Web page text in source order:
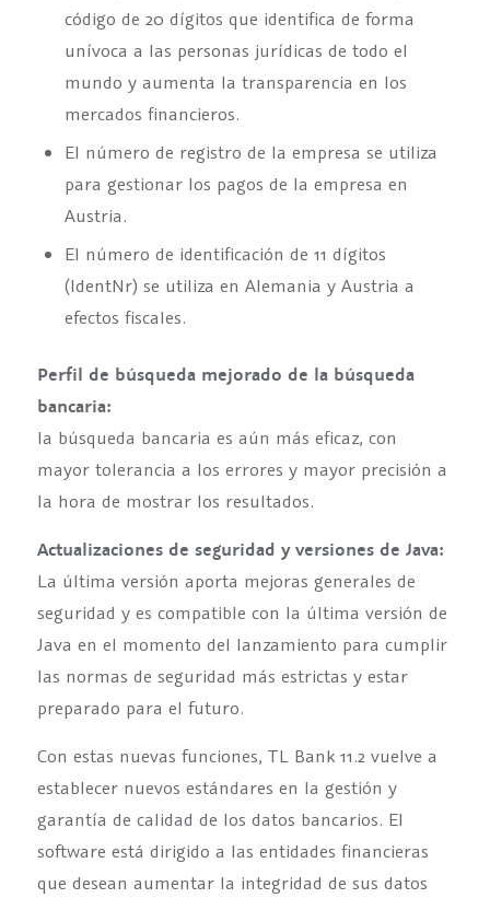
código de 20 dígitos que identifica de forma
unívoca a las personas jurídicas de todo el
mundo y aumenta la transparencia en los
mercados financieros.
El número de registro de la empresa se utiliza
para gestionar los pagos de la empresa en
Austria.
El número de identificación de 11 dígitos
(IdentNr) se utiliza en Alemania y Austria a
efectos fiscales.
Perfil de búsqueda mejorado de la búsqueda
bancaria:
la búsqueda bancaria es aún más eficaz, con
mayor tolerancia a los errores y mayor precisión a
la hora de mostrar los resultados.
Actualizaciones de seguridad y versiones de Java:
La última versión aporta mejoras generales de
seguridad y es compatible con la última versión de
Java en el momento del lanzamiento para cumplir
las normas de seguridad más estrictas y estar
preparado para el futuro.
Con estas nuevas funciones, TL Bank 11.2 vuelve a
establecer nuevos estándares en la gestión y
garantía de calidad de los datos bancarios. El
software está dirigido a las entidades financieras
que desean aumentar la integridad de sus datos